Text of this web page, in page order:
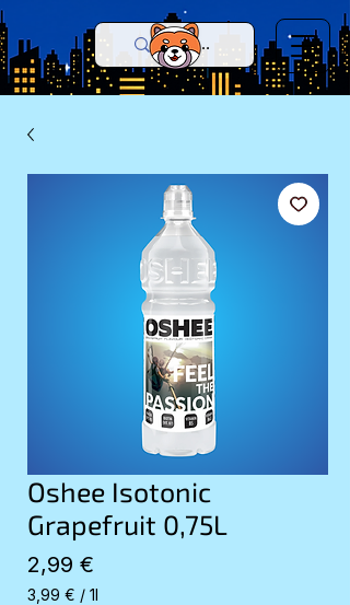
Oshee Isotonic
Grapefruit 0,75L
2,99 €
3,99 € / 1l